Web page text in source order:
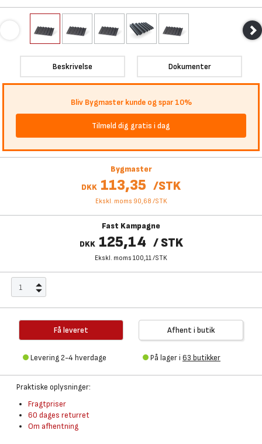
Beskrivelse Dokumenter
Bliv Bygmaster kunde og spar 10%
Tilmeld dig gratis i dag
Bygmaster
DKK 113,35 /STK
Ekskl. moms 90,68 /STK
Fast Kampagne
DKK 125,14 / STK
Ekskl. moms 100,11/STK
Få leveret
Levering 2-4 hverdage
Afhent i butik
På lager i 63 butikker
Praktiske oplysninger:
Fragtpriser
60 dages returret
Om afhentning